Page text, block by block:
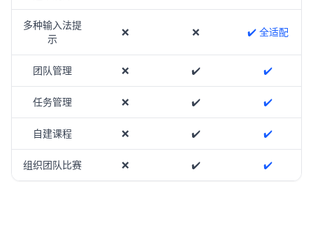
多种输入法提
示
❌ ❌ ✔️ 全适配
团队管理 ❌ ✔️ ✔️
任务管理 ❌ ✔️ ✔️
自建课程 ❌ ✔️ ✔️
组织团队比赛 ❌ ✔️ ✔️